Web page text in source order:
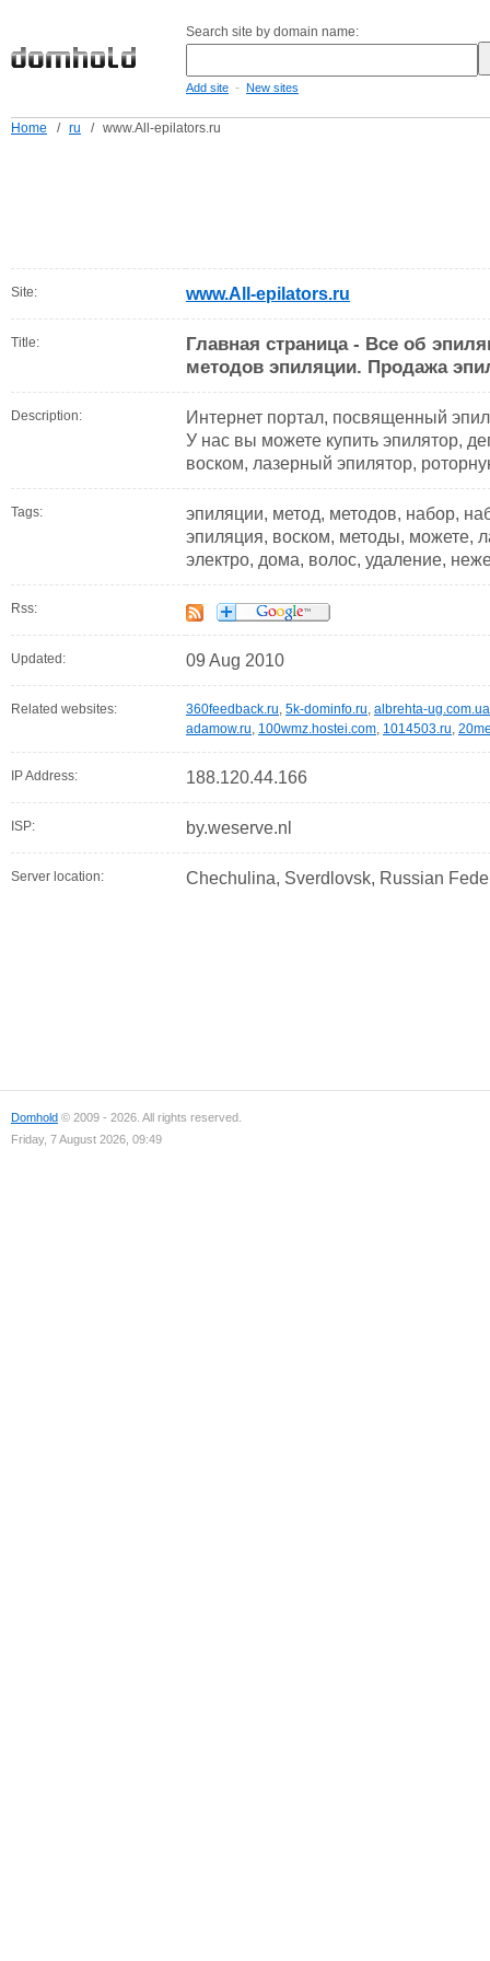
Search site by domain name:
Add site - New sites
Home / ru / www.All-epilators.ru
Site: www.All-epilators.ru
Title:
Главная страница - Все об
методов эпиляции. Продажа
Description:
Интернет портал, посвященный
У нас вы можете купить эпилятор,
воском, лазерный эпилятор,
Tags:
эпиляции, метод, методов, набор,
эпиляция, воском, методы, можете,
электро, дома, волос, удаление,
Rss:
Updated: 09 Aug 2010
Related websites: 360feedback.ru, 5k-dominfo.ru, albrehta-ug.com.ua
adamow.ru, 100wmz.hostei.com, 1014503.ru,
IP Address: 188.120.44.166
ISP: by.weserve.nl
Server location: Chechulina, Sverdlovsk, Russian
Domhold © 2009 - 2026. All rights reserved.
Friday, 7 August 2026, 09:49